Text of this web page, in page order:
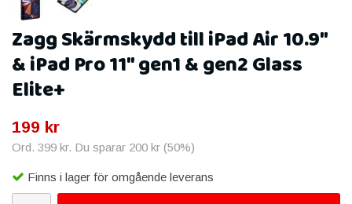
Zagg Skärmskydd till iPad Air 10.9"
& iPad Pro 11" gen1 & gen2 Glass
Elite+
199 kr
Ord. 399 kr. Du sparar 200 kr (50%)
Finns i lager för omgående leverans